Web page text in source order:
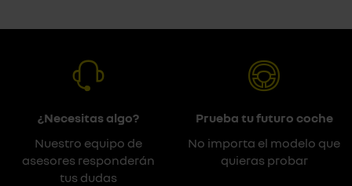
¿Necesitas algo?
Nuestro equipo de
asesores responderán
tus dudas
Prueba tu futuro coche
No importa el modelo que
quieras probar